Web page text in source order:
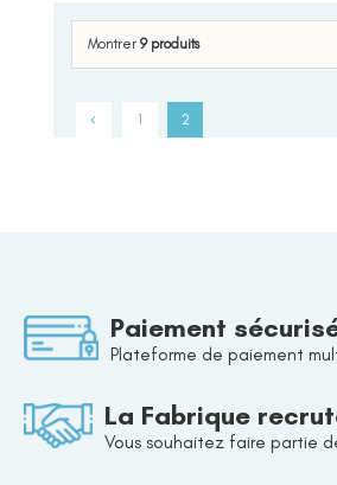
Montrer 9 produits
1 2
Paiement
Plateforme de paiement
La Fabrique
Vous souhaitez faire partie